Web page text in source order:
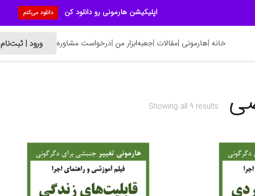
خانه |هارمونی |مقالات |جعبه‌ابزار من |درخواست مشاوره ورود | ثبت‌نام
Showing all 9 results
اپلیکیشن هارمونی رو دانلود کن دانلود می‌کنم